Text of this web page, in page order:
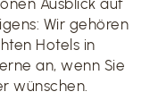
Wir gehören
Hotels in
an, wenn Sie
wünschen.